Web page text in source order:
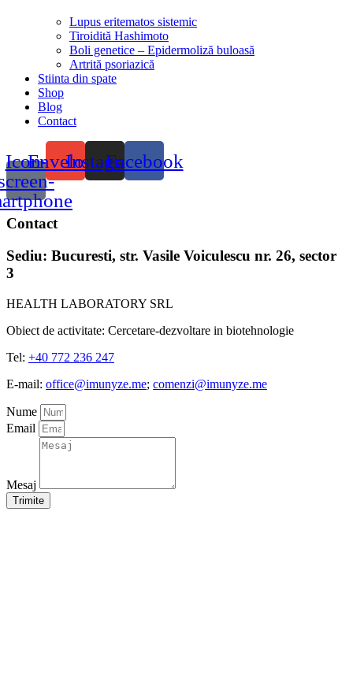
Lupus eritematos sistemic
Tiroidită Hashimoto
Boli genetice – Epidermoliză buloasă
Artrită psoriazică
Stiinta din spate
Shop
Blog
Contact
Icon-EnvelopeInstagramFacebook
Contact
Sediu: Bucuresti, str. Vasile Voiculescu nr. 26, sector
3
HEALTH LABORATORY SRL
Obiect de activitate: Cercetare-dezvoltare in biotehnologie
Tel: +40 772 236 247
E-mail: office@imunyze.me; comenzi@imunyze.me
Nume
Email
Mesaj
Trimite